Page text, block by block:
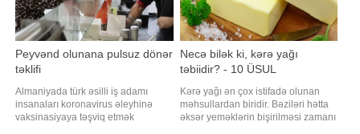
Peyvənd olunana pulsuz dönər
təklifi
Almaniyada türk əsilli iş adamı
insanaları koronavirus əleyhinə
vaksinasiyaya təşviq etmək
Necə bilək ki, kərə yağı
təbiidir? - 10 ÜSUL
Kərə yağı ən çox istifadə olunan
məhsullardan biridir. Bəziləri hətta
əksər yeməklərin bişirilməsi zamanı